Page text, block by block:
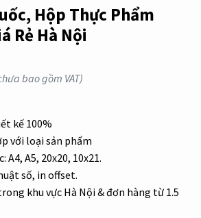
Hộp Thực Phẩm
Rẻ Hà Nội
bao gồm VAT)
kế 100%
với loại sản phẩm
A4, A5, 20x20, 10x21.
số, in offset.
khu vực Hà Nội & đơn hàng từ 1.5